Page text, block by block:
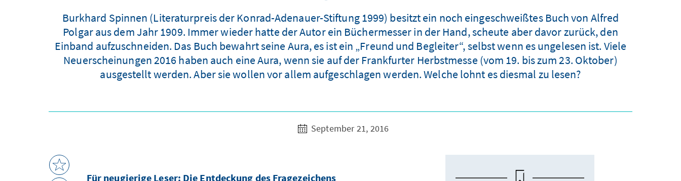
Burkhard Spinnen (Literaturpreis der Konrad-Adenauer-Stiftung 1999) besitzt ein noch eingeschweißtes Buch von Alfred
Polgar aus dem Jahr 1909. Immer wieder hatte der Autor ein Büchermesser in der Hand, scheute aber davor zurück, den
Einband aufzuschneiden. Das Buch bewahrt seine Aura, es ist ein „Freund und Begleiter“, selbst wenn es ungelesen ist. Viele
Neuerscheinungen 2016 haben auch eine Aura, wenn sie auf der Frankfurter Herbstmesse (vom 19. bis zum 23. Oktober)
ausgestellt werden. Aber sie wollen vor allem aufgeschlagen werden. Welche lohnt es diesmal zu lesen?
September 21, 2016